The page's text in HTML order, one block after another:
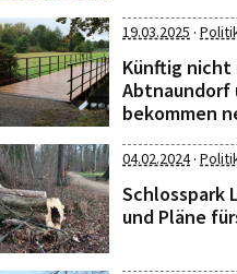
19.03.2025 ·
Künftig nicht
Abtnaundorf
bekommen
04.02.2024·
Schlosspark
und Pläne